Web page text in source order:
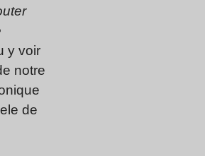
y voir
notre
de